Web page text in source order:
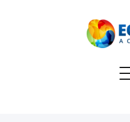
Equipa
Blog sobre dicas para